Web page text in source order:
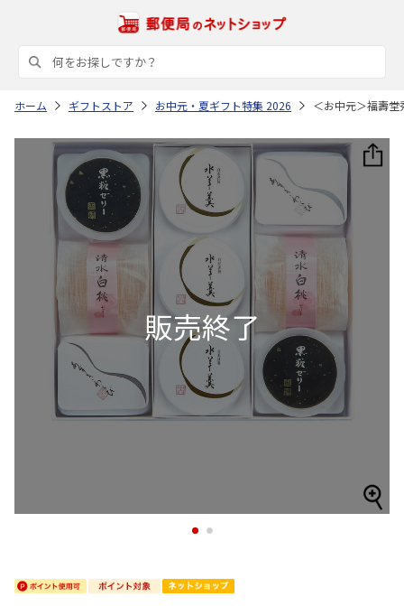
ホーム ギフトストア お中元・夏ギフト特集 2026 ＜お中元＞福壽
1 2